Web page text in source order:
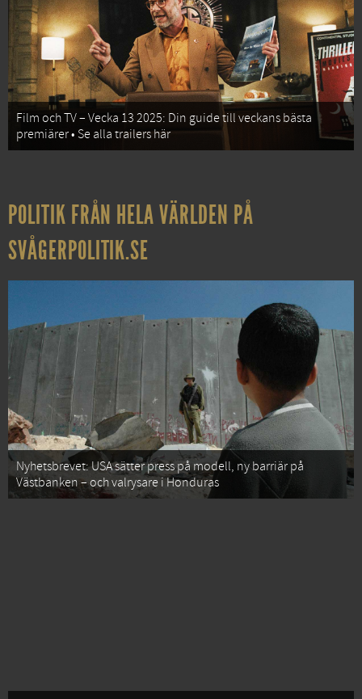
Film och TV – Vecka 13 2025: Din guide till veckans bästa
premiärer • Se alla trailers här
POLITIK FRÅN HELA VÄRLDEN PÅ
SVÅGERPOLITIK.SE
Nyhetsbrevet: USA sätter press på modell, ny barriär på
Västbanken – och valrysare i Honduras